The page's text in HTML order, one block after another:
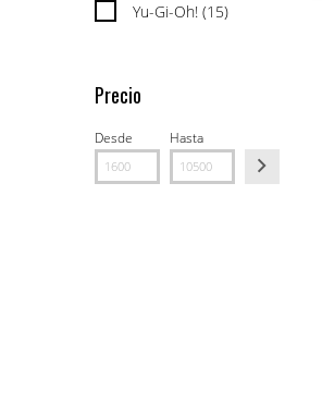
Yu-Gi-Oh! (15)
Precio
Desde Hasta